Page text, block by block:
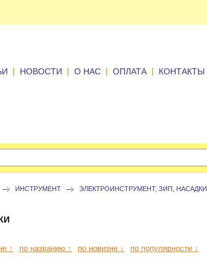
| НОВОСТИ | О НАС | ОПЛАТА | КОНТАКТЫ
ИНСТРУМЕНТ ЭЛЕКТРОИНСТРУМЕНТ, ЗИП, НАСАДКИ
↑ по названию ↑ по новизне ↓
по популярности ↓